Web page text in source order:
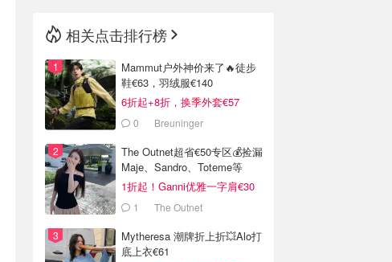
相关点击排行榜
Mammut户外神价来了🔥徒步
鞋€63，羽绒服€140
6折起+8折，换季外套€57
0 Breuninger
The Outnet超省€50专区💰捡漏
Maje、Sandro、Toteme等
1折起！Ganni优雅一字肩€30
1 The Outnet
Mytheresa 潮牌折上折💥Alo打
底上衣€61